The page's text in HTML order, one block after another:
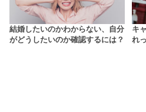
結婚したいのかわからない、自分
がどうしたいのか確認するには？
キ
れ